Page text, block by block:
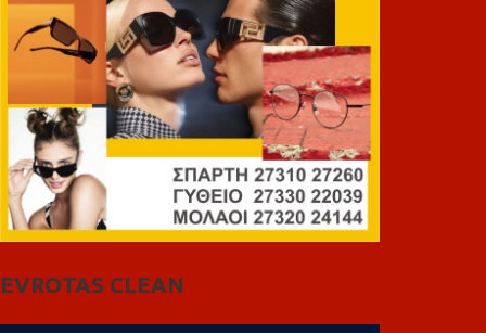
EVROTAS CLEAN